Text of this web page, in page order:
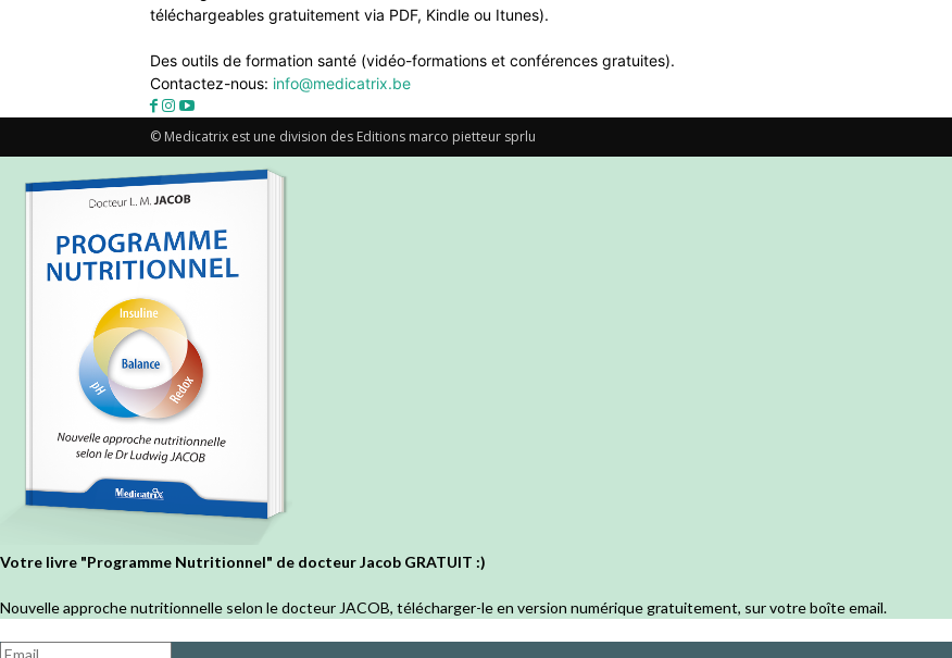
téléchargeables gratuitement via PDF, Kindle ou Itunes).
Des outils de formation santé (vidéo-formations et conférences gratuites).
Contactez-nous: info@medicatrix.be
© Medicatrix est une division des Editions marco pietteur sprlu
Votre livre "Programme Nutritionnel" de docteur Jacob GRATUIT :)
Nouvelle approche nutritionnelle selon le docteur JACOB, télécharger-le en version numérique gratuitement, sur votre boîte email.